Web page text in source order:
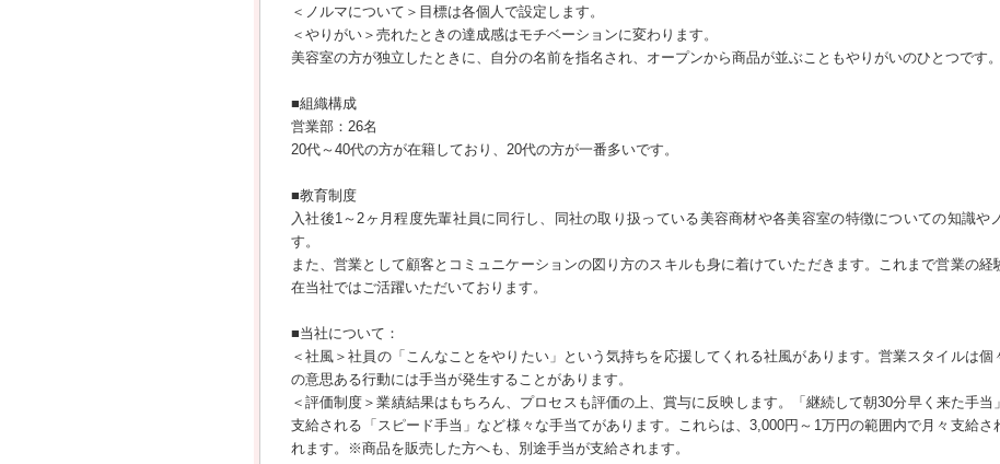
＜ノルマについて＞目標は各個人で設定します。
＜やりがい＞売れたときの達成感はモチベーションに変わります。
美容室の方が独立したときに、自分の名前を指名され、オープンから商品が並ぶこともやりがいのひとつです。
■組織構成
営業部：26名
20代～40代の方が在籍しており、20代の方が一番多いです。
■教育制度
入社後1～2ヶ月程度先輩社員に同行し、同社の取り扱っている美容商材や各美容室の特徴についての知識や
す。
また、営業として顧客とコミュニケーションの図り方のスキルも身に着けていただきます。これまで営業の
在当社ではご活躍いただいております。
■当社について：
＜社風＞社員の「こんなことをやりたい」という気持ちを応援してくれる社風があります。営業スタイルは
の意思ある行動には手当が発生することがあります。
＜評価制度＞業績結果はもちろん、プロセスも評価の上、賞与に反映します。「継続して朝30分早く来た手
支給される「スピード手当」など様々な手当てがあります。これらは、3,000円～1万円の範囲内で月々支給さ
れます。※商品を販売した方へも、別途手当が支給されます。